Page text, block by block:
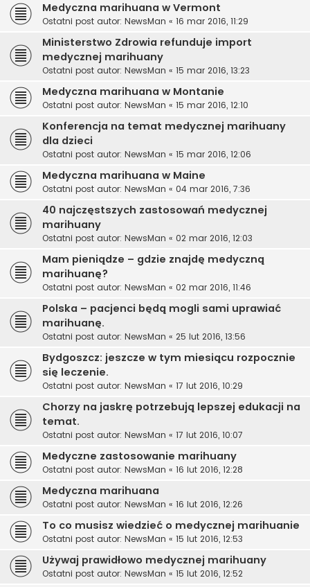
Medyczna marihuana w Vermont
Ostatni post autor: NewsMan « 16 mar 2016, 11:29
Ministerstwo Zdrowia refunduje import
medycznej marihuany
Ostatni post autor: NewsMan « 15 mar 2016, 13:23
Medyczna marihuana w Montanie
Ostatni post autor: NewsMan « 15 mar 2016, 12:10
Konferencja na temat medycznej marihuany
dla dzieci
Ostatni post autor: NewsMan « 15 mar 2016, 12:06
Medyczna marihuana w Maine
Ostatni post autor: NewsMan « 04 mar 2016, 7:36
40 najczęstszych zastosowań medycznej
marihuany
Ostatni post autor: NewsMan « 02 mar 2016, 12:03
Mam pieniądze – gdzie znajdę medyczną
marihuanę?
Ostatni post autor: NewsMan « 02 mar 2016, 11:46
Polska – pacjenci będą mogli sami uprawiać
marihuanę.
Ostatni post autor: NewsMan « 25 lut 2016, 13:56
Bydgoszcz: jeszcze w tym miesiącu rozpocznie
się leczenie.
Ostatni post autor: NewsMan « 17 lut 2016, 10:29
Chorzy na jaskrę potrzebują lepszej edukacji na
temat.
Ostatni post autor: NewsMan « 17 lut 2016, 10:07
Medyczne zastosowanie marihuany
Ostatni post autor: NewsMan « 16 lut 2016, 12:28
Medyczna marihuana
Ostatni post autor: NewsMan « 16 lut 2016, 12:26
To co musisz wiedzieć o medycznej marihuanie
Ostatni post autor: NewsMan « 15 lut 2016, 12:53
Używaj prawidłowo medycznej marihuany
Ostatni post autor: NewsMan « 15 lut 2016, 12:52